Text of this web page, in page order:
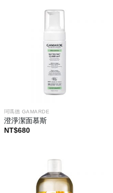
珂瑪德 GAMARDE
澄淨潔面慕斯
NT$680